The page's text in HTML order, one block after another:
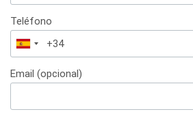
Teléfono
España
+34
Email (opcional)